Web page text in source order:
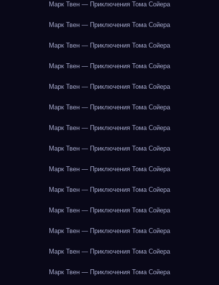
Марк Твен — Приключения Тома Сойера
Марк Твен — Приключения Тома Сойера
Марк Твен — Приключения Тома Сойера
Марк Твен — Приключения Тома Сойера
Марк Твен — Приключения Тома Сойера
Марк Твен — Приключения Тома Сойера
Марк Твен — Приключения Тома Сойера
Марк Твен — Приключения Тома Сойера
Марк Твен — Приключения Тома Сойера
Марк Твен — Приключения Тома Сойера
Марк Твен — Приключения Тома Сойера
Марк Твен — Приключения Тома Сойера
Марк Твен — Приключения Тома Сойера
Марк Твен — Приключения Тома Сойера